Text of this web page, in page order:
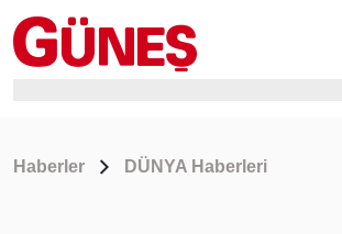
Haberler DÜNYA Haberleri